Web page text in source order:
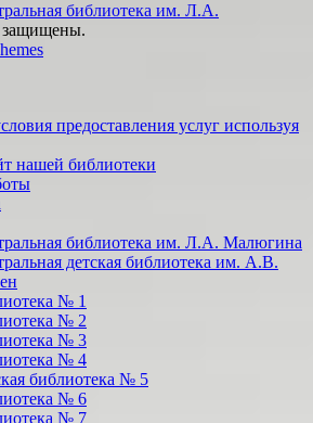
библиотека им. Л.А.
защищены.
предоставления услуг используя
нашей библиотеки
библиотека им. Л.А. Малюгина
детская библиотека им. А.В.
№ 1
№ 2
№ 3
№ 4
библиотека № 5
№ 6
№ 7